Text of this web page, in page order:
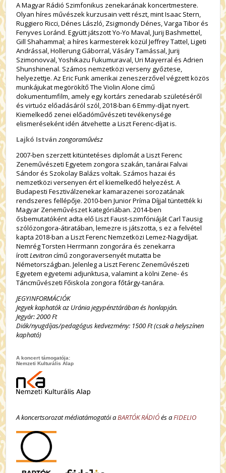
A Magyar Rádió Szimfonikus zenekarának koncertmestere.
Olyan híres művészek kurzusain vett részt, mint Isaac Stern,
Ruggiero Ricci, Dénes László, Zsigmondy Dénes, Varga Tibor és
Fenyves Loránd. Együtt játszott Yo-Yo Maval, Jurij Bashmettel,
Gill Shahammal; a híres karmesterek közül Jeffrey Tattel, Ligeti
Andrással, Hollerung Gáborral, Vásáry Tamással, Jurij
Szimonovval, Yoshikazu Fukumuraval, Uri Mayerral és Adrien
Shunshinenal. Számos nemzetközi verseny győztese,
helyezettje. Az Eric Funk amerikai zeneszerzővel végzett közös
munkájukat megörökítő The Violin Alone című
dokumentumfilm, amely egy kortárs zenedarab születéséről
és virtuóz előadásáról szól, 2018-ban 6 Emmy-díjat nyert.
Kiemelkedő zenei előadóművészeti tevékenysége
elismeréseként idén átvehette a Liszt Ferenc-díjat is.
Lajkó István zongoraművész
2007-ben szerzett kitüntetéses diplomát a Liszt Ferenc
Zeneművészeti Egyetem zongora szakán, tanárai Falvai
Sándor és Szokolay Balázs voltak. Számos hazai és
nemzetközi versenyen ért el kiemelkedő helyezést. A
Budapesti Fesztiválzenekar kamarazenei sorozatának
rendszeres fellépője. 2010-ben Junior Príma Díjjal tüntették ki
Magyar Zeneművészet kategóriában. 2014-ben
ősbemutatóként adta elő Liszt Faust-szimfóniáját Carl Tausig
szólózongora-átiratában, lemezre is játszotta, s ez a felvétel
kapta 2018-ban a Liszt Ferenc Nemzetközi Lemez-Nagydíjat.
Nemrég Torsten Herrmann zongorára és zenekarra
írottLevitroncímű zongoraversenyét mutatta be
Németországban. Jelenleg a Liszt Ferenc Zeneművészeti
Egyetem egyetemi adjunktusa, valamint a kölni Zene- és
Táncművészeti Főiskola zongora főtárgy-tanára.
JEGYINFORMÁCIÓK
Jegyek kaphatók az Uránia jegypénztárában és honlapján.
Jegyár: 2000 Ft
Diák/nyugdíjas/pedagógus kedvezmény: 1500 Ft (csak a helyszínen
kapható)
A koncert támogatója:
Nemzeti Kulturális Alap
A koncertsorozat médiatámogatói aBARTÓK RÁDIÓés aFIDELIO